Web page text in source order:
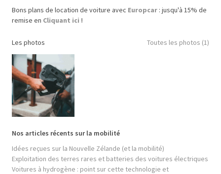
Bons plans de location de voiture avec Europcar : jusqu'à 15% de
remise en Cliquant ici !
Les photos Toutes les photos (1)
Nos articles récents sur la mobilité
Idées reçues sur la Nouvelle Zélande (et la mobilité)
Exploitation des terres rares et batteries des voitures électriques
Voitures à hydrogène : point sur cette technologie et